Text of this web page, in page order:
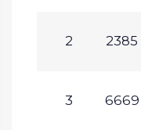
2 2385
3 6669